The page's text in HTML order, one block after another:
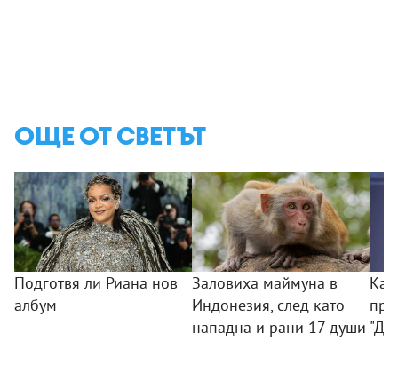
ОЩЕ ОТ СВЕТЪТ
Подготвя ли Риана нов
албум
Заловиха маймуна в
Индонезия, след като
нападна и рани 17 души